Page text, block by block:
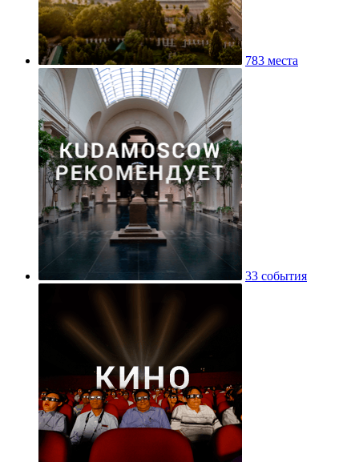
783 места
33 события